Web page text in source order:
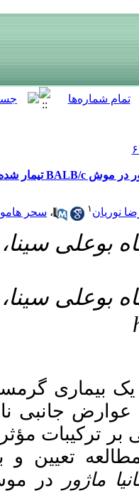
بررسی تغییرات هیستوپاتولوژیک ناشی از لیشمانیا ماژور در موش BALB/c تیمار شده با عصاره آبی سیر(Allium
۱
و مقاوم به
از داروهای
گیاهی گسترش
تغییرات
BALB/cتیمار